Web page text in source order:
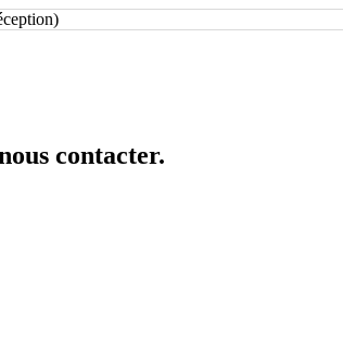
contacter.